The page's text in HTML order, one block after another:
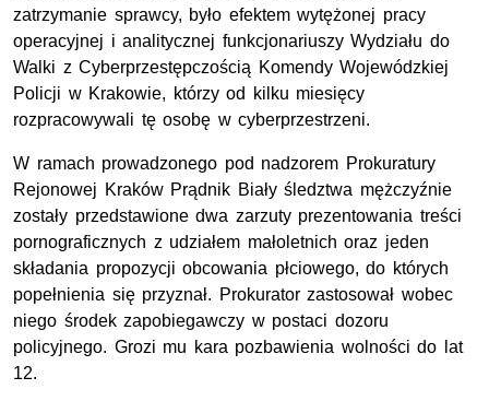
zatrzymanie sprawcy, było efektem wytężonej pracy
operacyjnej i analitycznej funkcjonariuszy Wydziału do
Walki z Cyberprzestępczością Komendy Wojewódzkiej
Policji w Krakowie, którzy od kilku miesięcy
rozpracowywali tę osobę w cyberprzestrzeni.
W ramach prowadzonego pod nadzorem Prokuratury
Rejonowej Kraków Prądnik Biały śledztwa mężczyźnie
zostały przedstawione dwa zarzuty prezentowania treści
pornograficznych z udziałem małoletnich oraz jeden
składania propozycji obcowania płciowego, do których
popełnienia się przyznał. Prokurator zastosował wobec
niego środek zapobiegawczy w postaci dozoru
policyjnego. Grozi mu kara pozbawienia wolności do lat
12.